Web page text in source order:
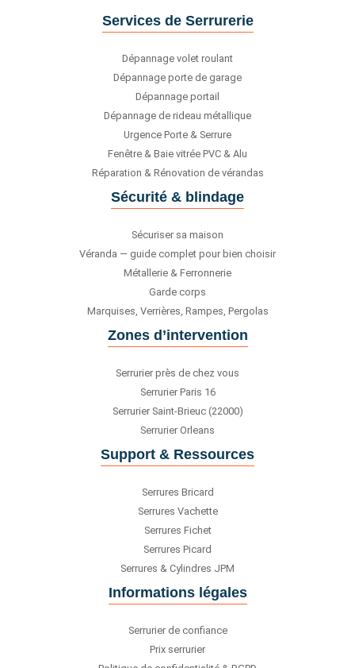
Services de Serrurerie
Dépannage volet roulant
Dépannage porte de garage
Dépannage portail
Dépannage de rideau métallique
Urgence Porte & Serrure
Fenêtre & Baie vitrée PVC & Alu
Réparation & Rénovation de vérandas
Sécurité & blindage
Sécuriser sa maison
Véranda — guide complet pour bien choisir
Métallerie & Ferronnerie
Garde corps
Marquises, Verrières, Rampes, Pergolas
Zones d’intervention
Serrurier près de chez vous
Serrurier Paris 16
Serrurier Saint-Brieuc (22000)
Serrurier Orleans
Support & Ressources
Serrures Bricard
Serrures Vachette
Serrures Fichet
Serrures Picard
Serrures & Cylindres JPM
Informations légales
Serrurier de confiance
Prix serrurier